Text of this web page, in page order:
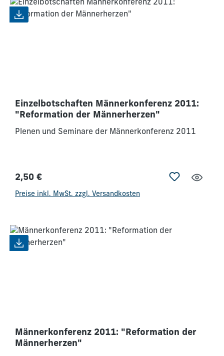
Einzelbotschaften Männerkonferenz 2011:
"Reformation der Männerherzen"
Plenen und Seminare der Männerkonferenz 2011
Regulärer Preis:
2,50 €
Preise inkl. MwSt. zzgl. Versandkosten
Männerkonferenz 2011: "Reformation der
Männerherzen"